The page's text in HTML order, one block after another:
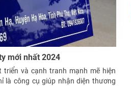
mới nhất 2024
triển và cạnh tranh mạnh mẽ hiện
là công cụ giúp nhận diện thương